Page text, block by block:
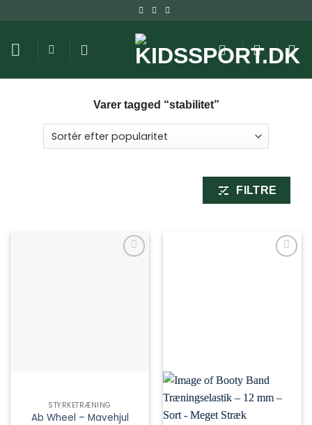
til
indhold
Varer tagged “stabilitet”
FILTRE
STYRKETRÆNING
Ab Wheel – Mavehjul